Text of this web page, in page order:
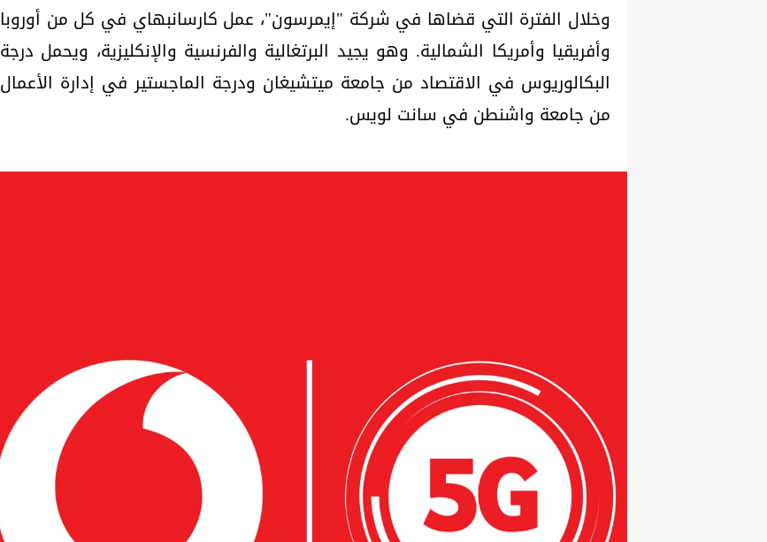
وخلال الفترة التي قضاها في شركة "إيمرسون"، عمل كارسانبهاي في كل من أوروبا
وأفريقيا وأمريكا الشمالية. وهو يجيد البرتغالية والفرنسية والإنكليزية، ويحمل درجة
البكالوريوس في الاقتصاد من جامعة ميتشيغان ودرجة الماجستير في إدارة الأعمال
من جامعة واشنطن في سانت لويس.